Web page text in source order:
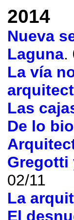
2014
Nueva
Laguna.
La vía
Las
De lo
Gregotti
02/11
La
El